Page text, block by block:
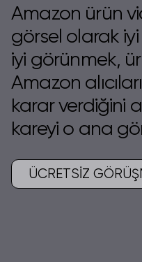
Amazon ürün
görsel olarak
iyi görünmek,
Amazon
karar verdiğini
kareyi o ana
ÜCRETSİZ